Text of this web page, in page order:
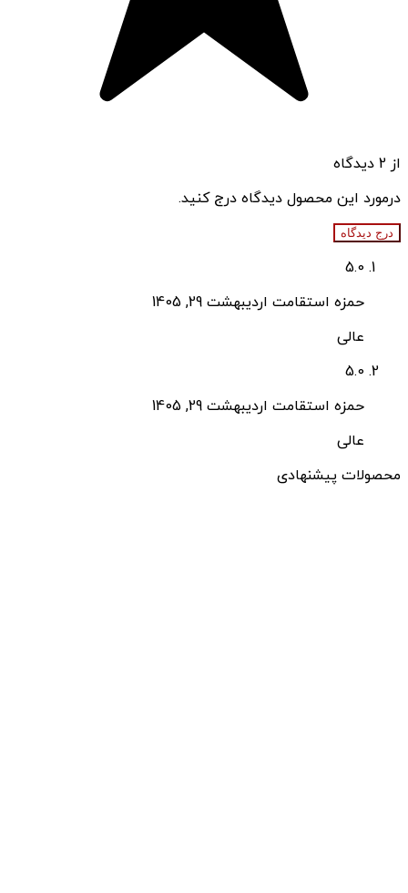
از 2 دیدگاه
درمورد این محصول دیدگاه درج کنید.
درج دیدگاه
5.0
حمزه استقامت اردیبهشت 29, 1405
عالی
5.0
حمزه استقامت اردیبهشت 29, 1405
عالی
محصولات پیشنهادی